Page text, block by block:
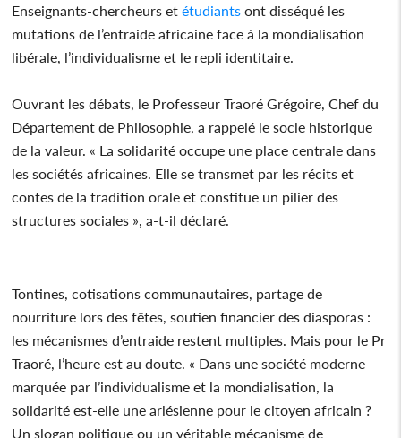
Enseignants-chercheurs et étudiants ont disséqué les
mutations de l’entraide africaine face à la mondialisation
libérale, l’individualisme et le repli identitaire.
Ouvrant les débats, le Professeur Traoré Grégoire, Chef du
Département de Philosophie, a rappelé le socle historique
de la valeur. « La solidarité occupe une place centrale dans
les sociétés africaines. Elle se transmet par les récits et
contes de la tradition orale et constitue un pilier des
structures sociales », a-t-il déclaré.
Tontines, cotisations communautaires, partage de
nourriture lors des fêtes, soutien financier des diasporas :
les mécanismes d’entraide restent multiples. Mais pour le Pr
Traoré, l’heure est au doute. « Dans une société moderne
marquée par l’individualisme et la mondialisation, la
solidarité est-elle une arlésienne pour le citoyen africain ?
Un slogan politique ou un véritable mécanisme de